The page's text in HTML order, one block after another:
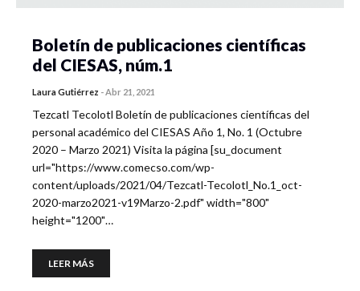
Boletín de publicaciones científicas
del CIESAS, núm.1
Laura Gutiérrez -Abr 21, 2021
Tezcatl Tecolotl Boletín de publicaciones científicas del
personal académico del CIESAS Año 1, No. 1 (Octubre
2020 – Marzo 2021) Visita la página [su_document
url="https://www.comecso.com/wp-
content/uploads/2021/04/Tezcatl-Tecolotl_No.1_oct-
2020-marzo2021-v19Marzo-2.pdf" width="800"
height="1200"…
LEER MÁS